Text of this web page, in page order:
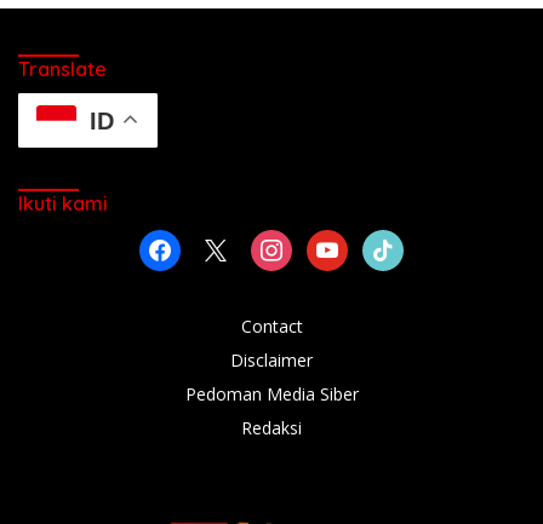
Translate
ID
Ikuti kami
facebook instagramyoutubetiktok
Contact
Disclaimer
Pedoman Media Siber
Redaksi